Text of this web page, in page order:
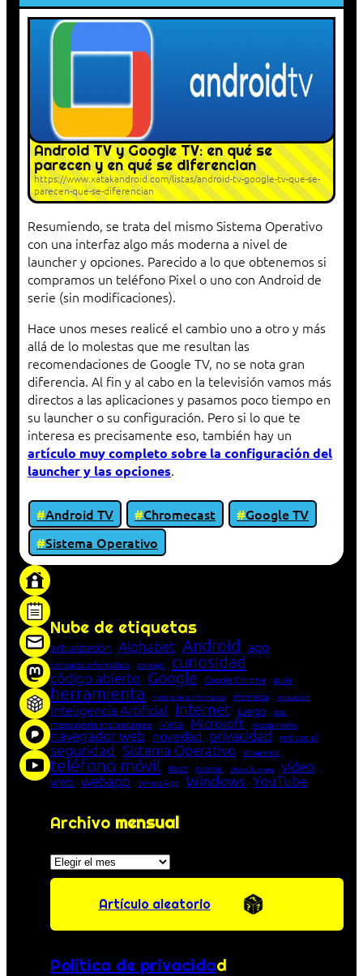
Android TV y Google TV: en qué se
parecen y en qué se diferencian
https://www.xatakandroid.com/listas/android-tv-google-tv-que-se-
parecen-que-se-diferencian
Resumiendo, se trata del mismo Sistema Operativo
con una interfaz algo más moderna a nivel de
launcher y opciones. Parecido a lo que obtenemos si
compramos un teléfono Pixel o uno con Android de
serie (sin modificaciones).
Hace unos meses realicé el cambio uno a otro y más
allá de lo molestas que me resultan las
recomendaciones de Google TV, no se nota gran
diferencia. Al fin y al cabo en la televisión vamos más
directos a las aplicaciones y pasamos poco tiempo en
su launcher o su configuración. Pero si lo que te
interesa es precisamente eso, también hay un
artículo muy completo sobre la configuración del
launcher y las opciones.
Android TV Chromecast
Google TV
Sistema Operativo
Nube de etiquetas
actualización Alphabet Android app
concepto informático consejo curiosidad
código abierto Google Google Chrome guía
herramienta historia de la Informática Informática innovación
Inteligencia Artificial Internet juego lista
mensajería instantánea Meta Microsoft Mozilla Firefox
navegador web novedad privacidad red social
seguridad Sistema Operativo streaming
teléfono móvil truco tutorial Unión Europea vídeo
web webapp WhatsApp Windows YouTube
Archivo mensual
Archivos
Artículo aleatorio
Política de privacidad